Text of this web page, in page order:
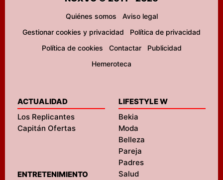
Quiénes somos
Aviso legal
Gestionar cookies y privacidad
Política de privacidad
Política de cookies
Contactar
Publicidad
Hemeroteca
ACTUALIDAD
Los Replicantes
Capitán Ofertas
ENTRETENIMIENTO
LIFESTYLE W
Bekia
Moda
Belleza
Pareja
Padres
Salud